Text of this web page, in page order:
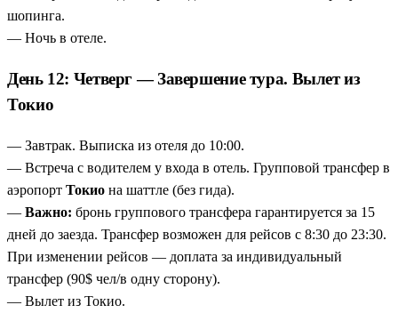
шопинга.
— Ночь в отеле.
День 12: Четверг — Завершение тура. Вылет из
Токио
— Завтрак. Выписка из отеля до 10:00.
— Встреча с водителем у входа в отель. Групповой трансфер в
аэропорт Токио на шаттле (без гида).
— Важно: бронь группового трансфера гарантируется за 15
дней до заезда. Трансфер возможен для рейсов с 8:30 до 23:30.
При изменении рейсов — доплата за индивидуальный
трансфер (90$ чел/в одну сторону).
— Вылет из Токио.